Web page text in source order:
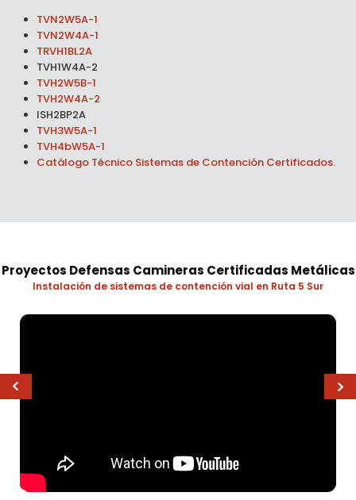
TVN2W5A-1
TVN2W4A-1
TRVH1BL2A
TVH1W4A-2
TVH2W5B-1
TVH2W4A-2
ISH2BP2A
TVH3W5A-1
TVH4bW5A-1
Catálogo Técnico Sistemas de Contención Certificados.
Proyectos Defensas Camineras Certificadas Metálicas
Instalación de sistemas de contención vial en Ruta 5 Sur